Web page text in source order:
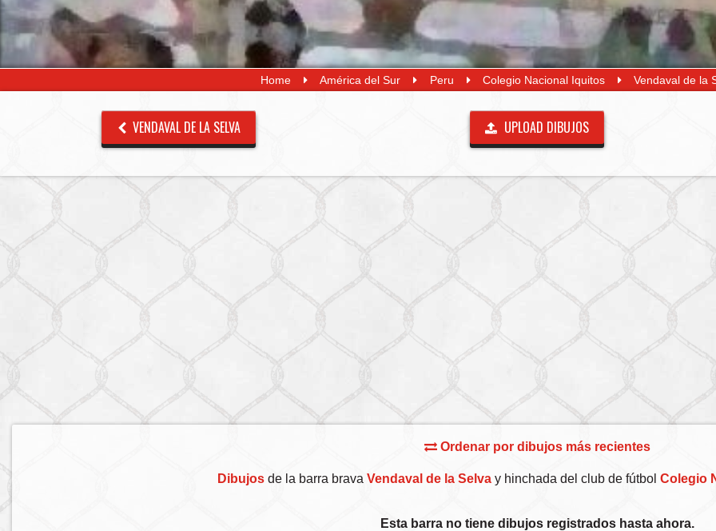
Home América del Sur Peru Colegio Nacional Iquitos Vendaval de la
VENDAVAL DE LA SELVA UPLOAD DIBUJOS
Ordenar por dibujos más recientes
Dibujos de la barra brava Vendaval de la Selva y hinchada del club de fútbol Colegio
Esta barra no tiene dibujos registrados hasta ahora.